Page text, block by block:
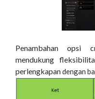
Penambahan opsi
mendukung
perlengkapandengan